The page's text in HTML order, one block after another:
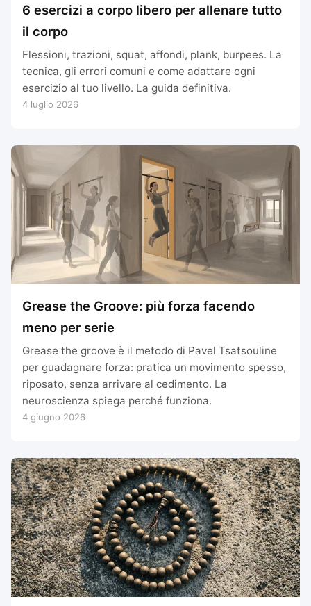
6 esercizi a corpo libero per allenare tutto
il corpo
Flessioni, trazioni, squat, affondi, plank, burpees. La
tecnica, gli errori comuni e come adattare ogni
esercizio al tuo livello. La guida definitiva.
4 luglio 2026
Grease the Groove: più forza facendo
meno per serie
Grease the groove è il metodo di Pavel Tsatsouline
per guadagnare forza: pratica un movimento spesso,
riposato, senza arrivare al cedimento. La
neuroscienza spiega perché funziona.
4 giugno 2026